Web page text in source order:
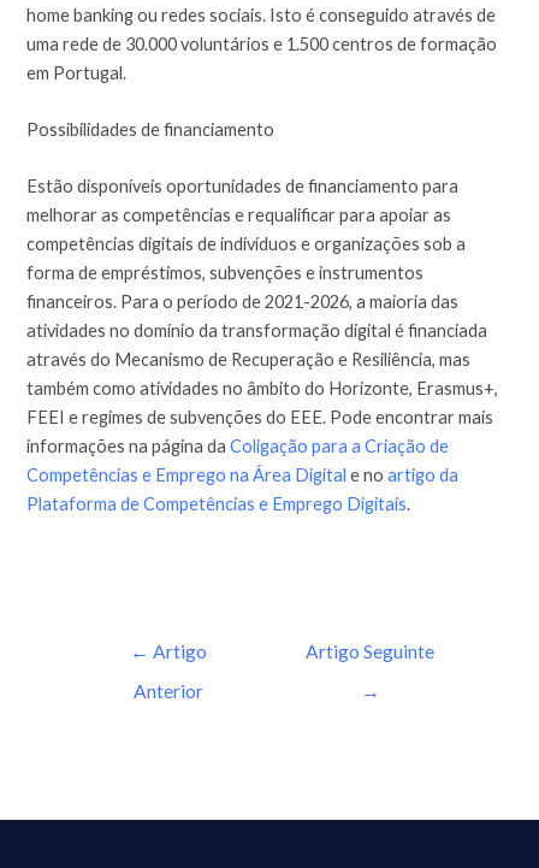
home banking ou redes sociais. Isto é conseguido através de
uma rede de 30.000 voluntários e 1.500 centros de formação
em Portugal.
Possibilidades de financiamento
Estão disponíveis oportunidades de financiamento para
melhorar as competências e requalificar para apoiar as
competências digitais de indivíduos e organizações sob a
forma de empréstimos, subvenções e instrumentos
financeiros. Para o período de 2021-2026, a maioria das
atividades no domínio da transformação digital é financiada
através do Mecanismo de Recuperação e Resiliência, mas
também como atividades no âmbito do Horizonte, Erasmus+,
FEEI e regimes de subvenções do EEE. Pode encontrar mais
informações na página daColigação para a Criação de
Competências e Emprego na Área Digital e noartigo da
Plataforma de Competências e Emprego Digitais.
← Artigo
Anterior
Artigo Seguinte
→